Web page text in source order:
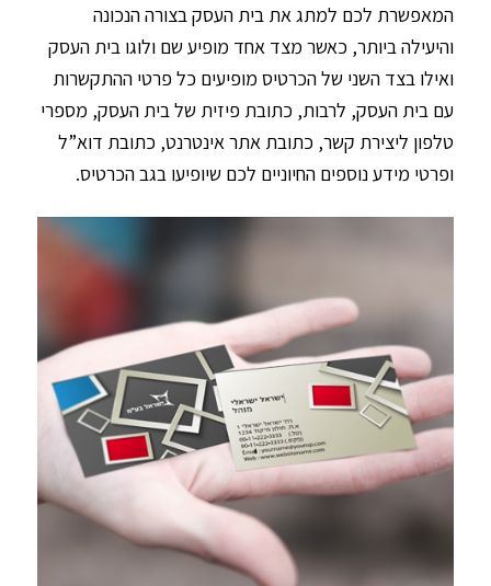
המאפשרת לכם למתג את בית העסק בצורה הנכונה
והיעילה ביותר, כאשר מצד אחד מופיע שם ולוגו בית העסק
ואילו בצד השני של הכרטיס מופיעים כל פרטי ההתקשרות
עם בית העסק, לרבות, כתובת פיזית של בית העסק, מספרי
טלפון ליצירת קשר, כתובת אתר אינטרנט, כתובת דוא”ל
ופרטי מידע נוספים החיוניים לכם שיופיעו בגב הכרטיס.